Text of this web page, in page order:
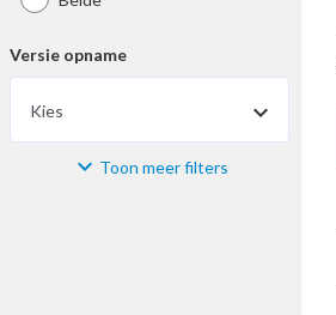
Versie opname
Kies
Materiaal Toon meer filters